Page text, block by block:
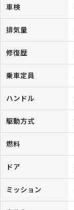
車検
排気量
修復歴
乗車定員
ハンドル
駆動方式
燃料
ドア
ミッション